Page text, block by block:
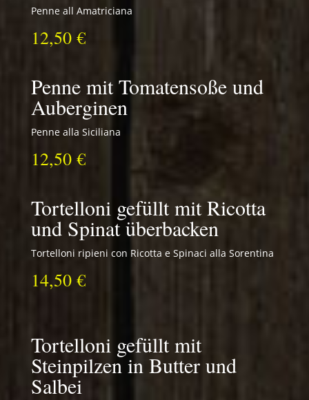
Penne all Amatriciana
12,50 €
Penne mit Tomatensoße und
Auberginen
Penne alla Siciliana
12,50 €
Tortelloni gefüllt mit Ricotta
und Spinat überbacken
Tortelloni ripieni con Ricotta e Spinaci alla Sorentina
14,50 €
Tortelloni gefüllt mit
Steinpilzen in Butter und
Salbei